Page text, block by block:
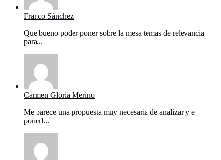
Franco Sánchez
Que bueno poder poner sobre la mesa temas de relevancia
para...
Carmen Gloria Merino
Me parece una propuesta muy necesaria de analizar y e
ponerl...